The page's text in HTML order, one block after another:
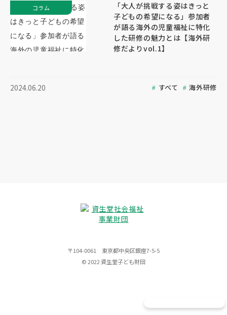
「大人が挑戦する姿はきっと
子どもの希望になる」参加者
が語る海外の児童福祉に特化
した研修の魅力とは【海外研
修だよりvol.1】
2024.06.20 すべて 海外研修
コラム
〒104-0061 東京都中央区銀座7-5-5
© 2022 資生堂子ども財団